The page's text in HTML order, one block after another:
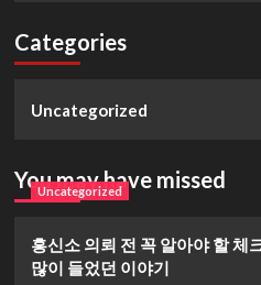
Categories
Uncategorized
You may have missed
Uncategorized
흥신소 의뢰 전 꼭 알아야 할 체
많이 들었던 이야기